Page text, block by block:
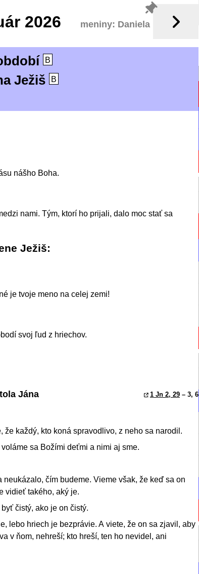
2026 meniny: Daniela
B
Ježiš B
nášho Boha.
nami. Tým, ktorí ho prijali, dalo moc stať sa
Ježiš
je tvoje meno na celej zemi!
svoj ľud z hriechov.
Jána 1 Jn 2, 29 – 3, 6
že každý, kto koná spravodlivo, z neho sa narodil.
sa Božími deťmi a nimi aj sme.
čím budeme. Vieme však, že keď sa on
vidieť takého, aký je.
čistý, ako je on čistý.
lebo hriech je bezprávie. A viete, že on sa zjavil, aby
v ňom, nehreší; kto hreší, ten ho nevidel, ani